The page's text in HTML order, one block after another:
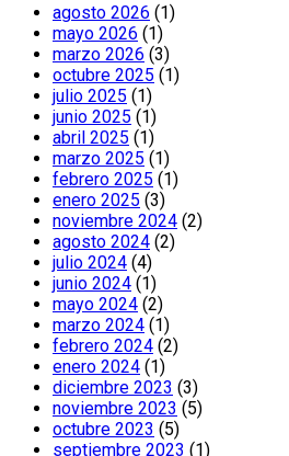
agosto 2026 (1)
mayo 2026 (1)
marzo 2026 (3)
octubre 2025 (1)
julio 2025 (1)
junio 2025 (1)
abril 2025 (1)
marzo 2025 (1)
febrero 2025 (1)
enero 2025 (3)
noviembre 2024 (2)
agosto 2024 (2)
julio 2024 (4)
junio 2024 (1)
mayo 2024 (2)
marzo 2024 (1)
febrero 2024 (2)
enero 2024 (1)
diciembre 2023 (3)
noviembre 2023 (5)
octubre 2023 (5)
septiembre 2023 (1)